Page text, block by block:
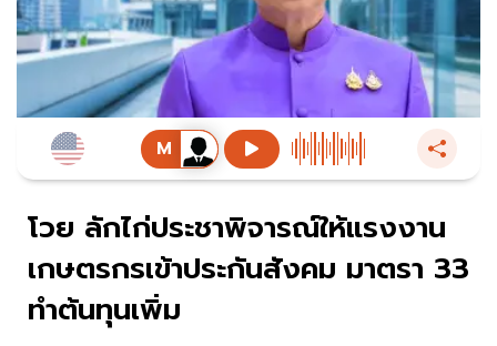
โวย ลักไก่ประชาพิจารณ์ให้แรงงาน
เกษตรกรเข้าประกันสังคม มาตรา 33
ทำต้นทุนเพิ่ม